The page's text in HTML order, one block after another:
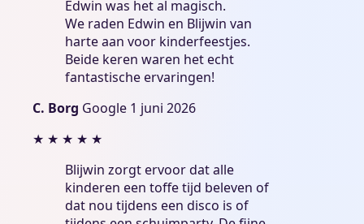
Edwin was het al magisch.
We raden Edwin en Blijwin van
harte aan voor kinderfeestjes.
Beide keren waren het echt
fantastische ervaringen!
C. Borg Google 1 juni 2026
★ ★ ★ ★ ★
Blijwin zorgt ervoor dat alle
kinderen een toffe tijd beleven of
dat nou tijdens een disco is of